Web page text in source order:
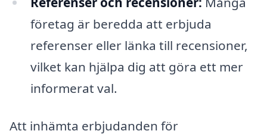
företag är beredda att erbjuda
referenser eller länka till recensioner,
vilket kan hjälpa dig att göra ett mer
informerat val.
Att inhämta erbjudanden för